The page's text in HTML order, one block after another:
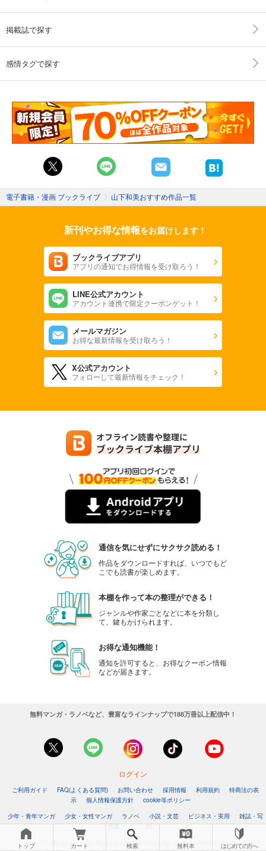
掲載誌で探す
感情タグで探す
電子書籍・漫画 ブックライブ 〉 山下和美おすすめ作品一覧
新刊やお得な情報をお届けします！
ブックライブアプリ
アプリの通知でお得情報を受け取ろう！
LINE公式アカウント
アカウント連携で限定クーポンゲット！
メールマガジン
お得な最新情報を受け取ろう！
X公式アカウント
フォローして最新情報をチェック！
通信を気にせずにサクサク読める！
作品をダウンロードすれば、いつでもど
こでも読書が楽しめます。
本棚を作って本の整理ができる！
ジャンルや作家ごとなどに本を分類し
て、鍵もかけられます。
お得な通知機能！
通知を許可すると、お得なクーポン情報
などが届きます。
無料マンガ・ラノベなど、豊富なラインナップで188万冊以上配信中！
ログイン
ご利用ガイド FAQ(よくある質問) お問い合わせ 採用情報 利用規約
特商法の表
示
個人情報保護方針
cookie等ポリシー
少年・青年マンガ
少女・女性マンガ ラノベ 小説・文芸 ビジネス・実用
雑誌・写
真集
TL BL
ブックライブ（BookLive!）は、BookLiveが運営する電子書店です。TOPPANホールディング
トップ カート 検索 無料本 はじめての方へ